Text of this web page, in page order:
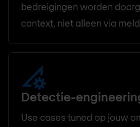
bedreigingen worden
context, niet alleen via
Detectie-
Use cases tuned op jouw